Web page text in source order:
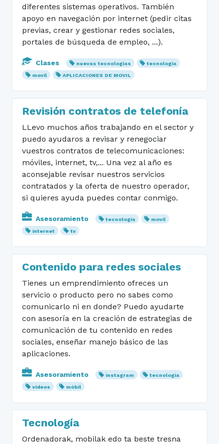
diferentes sistemas operativos. También
apoyo en navegación por internet (pedir citas
previas, crear y gestionar redes sociales,
portales de búsqueda de empleo, ...).
Clases nuevas tecnologias
tecnologia
movil
APLICACIONES DE MOVIL
Revisión contratos de telefonía
LLevo muchos años trabajando en el sector y
puedo ayudaros a revisar y renegociar
vuestros contratos de telecomunicaciones:
móviles, internet, tv,... Una vez al año es
aconsejable revisar nuestros servicios
contratados y la oferta de nuestro operador,
si quieres ayuda puedes contar conmigo.
Asesoramiento tecnologia
movil
internet
tv
Contenido para redes sociales
Tienes un emprendimiento ofreces un
servicio o producto pero no sabes como
comunicarlo ni en donde? Puedo ayudarte
con asesoría en la creación de estrategias de
comunicación de tu contenido en redes
sociales, enseñar manejo básico de las
aplicaciones.
Asesoramiento instagram
tecnologia
videos
mòbil
Tecnología
Ordenadorak, mobilak edo ta beste tresna